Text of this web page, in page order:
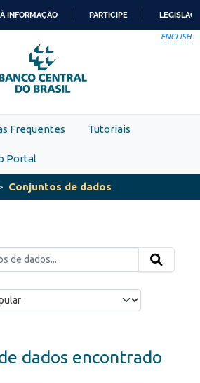
PARA
O
CONTEÚDO
INFORMAÇÃO PARTICIPE
ENGLISH
Frequentes Tutoriais
Portal
Conjuntos de dados
dados encontrado